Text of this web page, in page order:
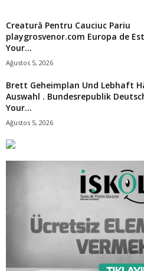
Creatură Pentru Cauciuc Pariu
playgrosvenor.com Europa de
Your...
Ağustos 5, 2026
Brett Geheimplan Und Lebhaft
Auswahl . Bundesrepublik
Your...
Ağustos 5, 2026